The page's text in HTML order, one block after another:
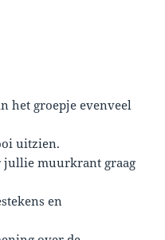
het groepje evenveel
uitzien.
jullie muurkrant graag
en